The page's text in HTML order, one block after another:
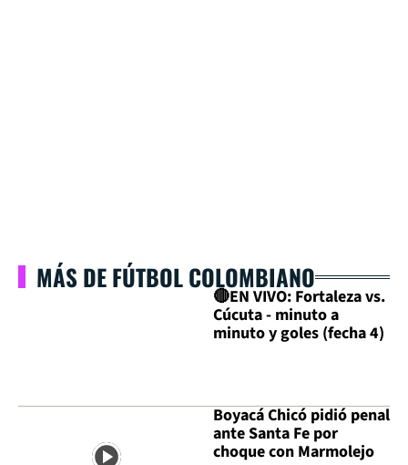
MÁS DE FÚTBOL COLOMBIANO
🔴EN VIVO: Fortaleza vs.
Cúcuta - minuto a
minuto y goles (fecha 4)
Boyacá Chicó pidió penal
ante Santa Fe por
choque con Marmolejo